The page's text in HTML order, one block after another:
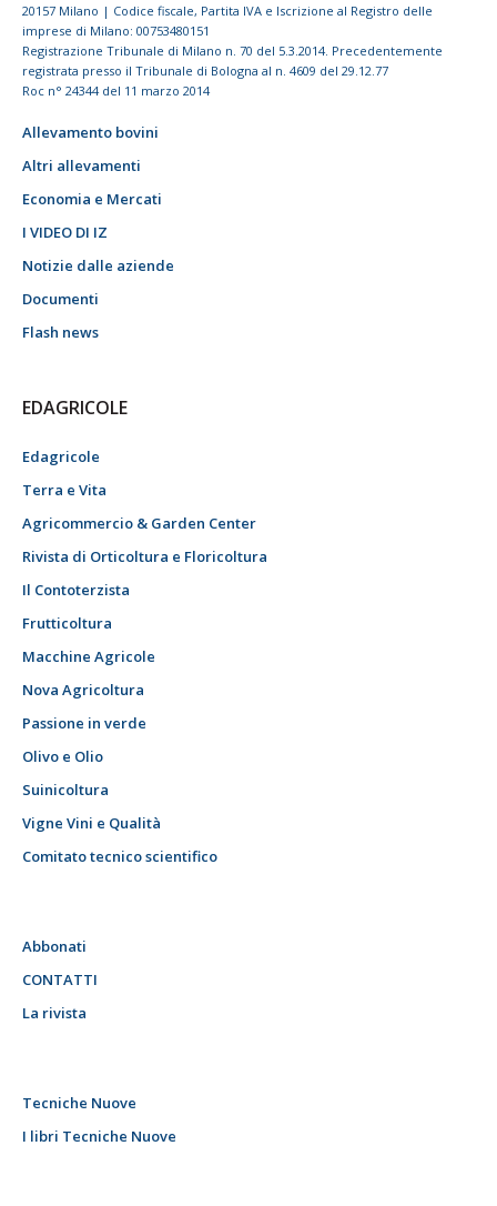
20157 Milano | Codice fiscale, Partita IVA e Iscrizione al Registro delle
imprese di Milano: 00753480151
Registrazione Tribunale di Milano n. 70 del 5.3.2014. Precedentemente
registrata presso il Tribunale di Bologna al n. 4609 del 29.12.77
Roc n° 24344 del 11 marzo 2014
Allevamento bovini
Altri allevamenti
Economia e Mercati
I VIDEO DI IZ
Notizie dalle aziende
Documenti
Flash news
EDAGRICOLE
Edagricole
Terra e Vita
Agricommercio & Garden Center
Rivista di Orticoltura e Floricoltura
Il Contoterzista
Frutticoltura
Macchine Agricole
Nova Agricoltura
Passione in verde
Olivo e Olio
Suinicoltura
Vigne Vini e Qualità
Comitato tecnico scientifico
Abbonati
CONTATTI
La rivista
Tecniche Nuove
I libri Tecniche Nuove